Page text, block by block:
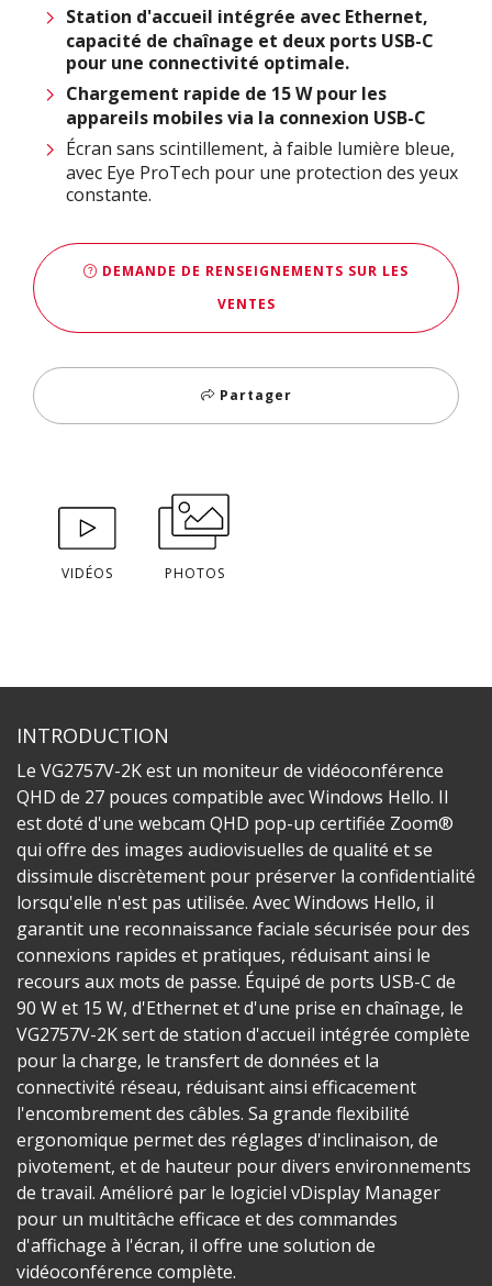
Station d'accueil intégrée avec Ethernet,
capacité de chaînage et deux ports USB-C
pour une connectivité optimale.
Chargement rapide de 15 W pour les
appareils mobiles via la connexion USB-C
Écran sans scintillement, à faible lumière bleue,
avec Eye ProTech pour une protection des yeux
constante.
DEMANDE DE RENSEIGNEMENTS SUR LES
VENTES
Partager
VIDÉOS PHOTOS
INTRODUCTION
Le VG2757V-2K est un moniteur de vidéoconférence
QHD de 27 pouces compatible avec Windows Hello. Il
est doté d'une webcam QHD pop-up certifiée Zoom®
qui offre des images audiovisuelles de qualité et se
dissimule discrètement pour préserver la confidentialité
lorsqu'elle n'est pas utilisée. Avec Windows Hello, il
garantit une reconnaissance faciale sécurisée pour des
connexions rapides et pratiques, réduisant ainsi le
recours aux mots de passe. Équipé de ports USB-C de
90 W et 15 W, d'Ethernet et d'une prise en chaînage, le
VG2757V-2K sert de station d'accueil intégrée complète
pour la charge, le transfert de données et la
connectivité réseau, réduisant ainsi efficacement
l'encombrement des câbles. Sa grande flexibilité
ergonomique permet des réglages d'inclinaison, de
pivotement, et de hauteur pour divers environnements
de travail. Amélioré par le logiciel vDisplay Manager
pour un multitâche efficace et des commandes
d'affichage à l'écran, il offre une solution de
vidéoconférence complète.